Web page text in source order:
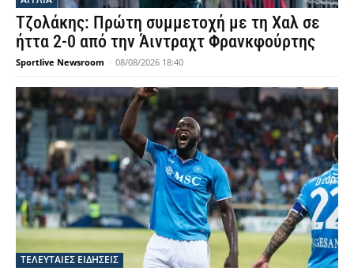
Τζολάκης: Πρώτη συμμετοχή με τη Χαλ σε
ήττα 2-0 από την Άιντραχτ Φρανκφούρτης
Sportlive Newsroom - 08/08/2026 18:40
ΤΕΛΕΥΤΑΙΕΣ ΕΙΔΗΣΕΙΣ